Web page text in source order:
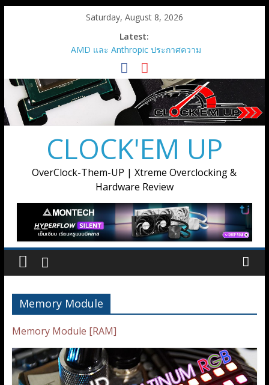
Saturday, August 8, 2026
Latest:
AMD และ Anthropic ประกาศความ
ร่วมมือเชิงกลยุทธ์เพื่อเปิดใช้กราฟิก
การ์ด AMD Instinct MI450 Series
สูงสุด 2 กิกะวัตต์
AMD เปิดตัวกราฟิกการ์ด Radeon RX
9050
เมื่อการ์ดจอไม่ได้มีหน้าที่แค่เรนเดอร์
ภาพ แต่ต้องขับเคลื่อนทุกขั้นตอนของ
การสร้างสรรค์
AMD เปิดตัวโซลูชันการประมวลผล
แบบครบวงจรสำหรับยุค Agentic AI ณ
Supermicro แต่งตั้ง Ascenti เป็น
ตัวแทนจำหน่ายอย่างเป็นทางการ
พร้อมลุยตลาด AI Infrastructure ขุม
พลังประมวลผล AI ตั้งแต่ระดับเริ่มต้น
CLOCK'EM UP
OverClock-Them-UP | Xtreme Overclocking &
Hardware Review
Memory Module
Memory Module [RAM]